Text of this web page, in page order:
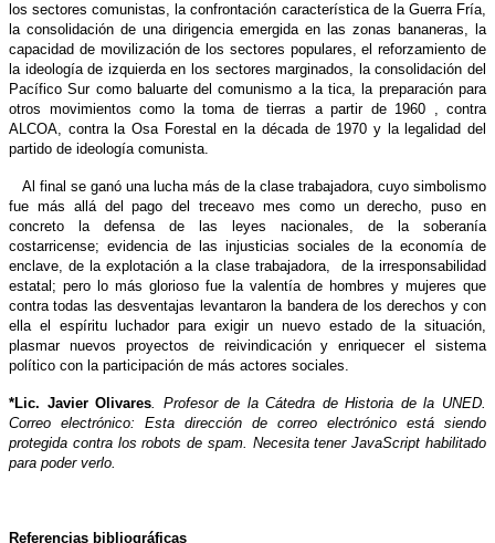
los sectores comunistas, la confrontación característica de la Guerra Fría,
la consolidación de una dirigencia emergida en las zonas bananeras, la
capacidad de movilización de los sectores populares, el reforzamiento de
la ideología de izquierda en los sectores marginados, la consolidación del
Pacífico Sur como baluarte del comunismo a la tica, la preparación para
otros movimientos como la toma de tierras a partir de 1960 , contra
ALCOA, contra la Osa Forestal en la década de 1970 y la legalidad del
partido de ideología comunista.
Al final se ganó una lucha más de la clase trabajadora, cuyo simbolismo
fue más allá del pago del treceavo mes como un derecho, puso en
concreto la defensa de las leyes nacionales, de la soberanía
costarricense; evidencia de las injusticias sociales de la economía de
enclave, de la explotación a la clase trabajadora, de la irresponsabilidad
estatal; pero lo más glorioso fue la valentía de hombres y mujeres que
contra todas las desventajas levantaron la bandera de los derechos y con
ella el espíritu luchador para exigir un nuevo estado de la situación,
plasmar nuevos proyectos de reivindicación y enriquecer el sistema
político con la participación de más actores sociales.
*Lic. Javier Olivares. Profesor de la Cátedra de Historia de la UNED.
Correo electrónico: Esta dirección de correo electrónico está siendo
protegida contra los robots de spam. Necesita tener JavaScript habilitado
para poder verlo.
Referencias bibliográficas